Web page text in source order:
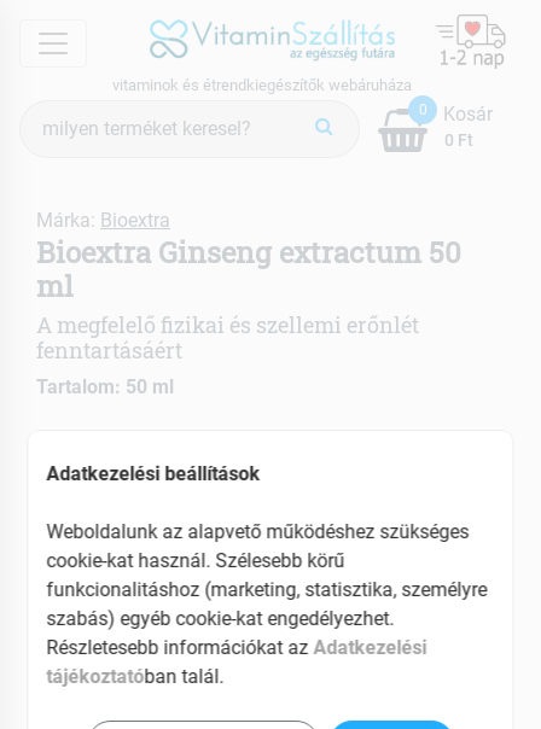
menu
vitaminok és étrendkiegészítők webáruháza
keresés
0
0 Ft
Kosár
Márka: Bioextra
Bioextra Ginseng extractum 50
ml
A megfelelő fizikai és szellemi erőnlét
fenntartásáért
Tartalom: 50 ml
Antidepresszáns hatású
EAN: 5997367700849
Adatkezelési beállítások
Weboldalunk az alapvető működéshez szükséges
cookie-kat használ. Szélesebb körű
funkcionalitáshoz (marketing, statisztika, személyre
szabás) egyéb cookie-kat engedélyezhet.
Részletesebb információkat azAdatkezelési
tájékoztatóban talál.